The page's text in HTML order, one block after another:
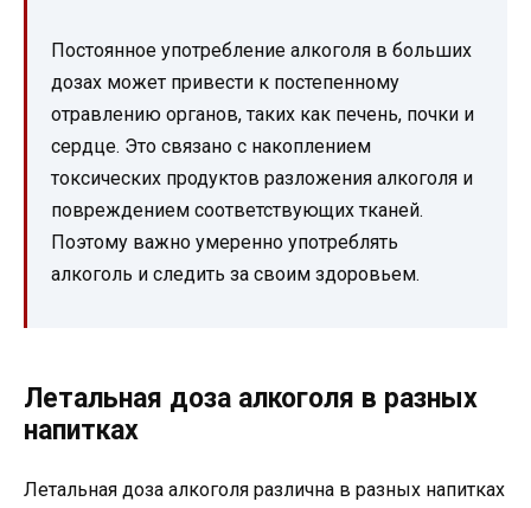
Постоянное употребление алкоголя в больших
дозах может привести к постепенному
отравлению органов, таких как печень, почки и
сердце. Это связано с накоплением
токсических продуктов разложения алкоголя и
повреждением соответствующих тканей.
Поэтому важно умеренно употреблять
алкоголь и следить за своим здоровьем.
Летальная доза алкоголя в разных
напитках
Летальная доза алкоголя различна в разных напитках